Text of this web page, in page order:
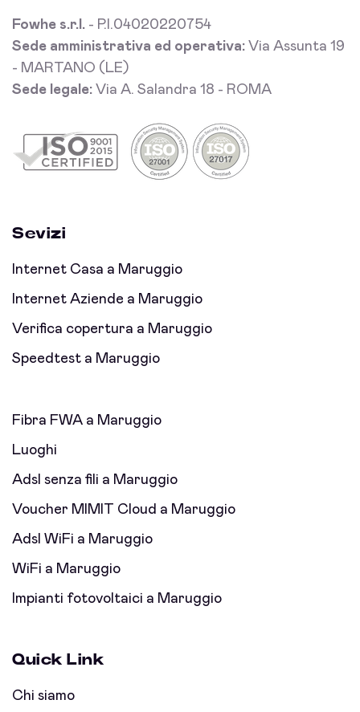
Fowhe s.r.l. - P.I.04020220754
Sede amministrativa ed operativa: Via Assunta 19
- MARTANO (LE)
Sede legale: Via A. Salandra 18 - ROMA
Sevizi
Internet Casa a Maruggio
Internet Aziende a Maruggio
Verifica copertura a Maruggio
Speedtest a Maruggio
Fibra FWA a Maruggio
Luoghi
Adsl senza fili a Maruggio
Voucher MIMIT Cloud a Maruggio
Adsl WiFi a Maruggio
WiFi a Maruggio
Impianti fotovoltaici a Maruggio
Quick Link
Chi siamo